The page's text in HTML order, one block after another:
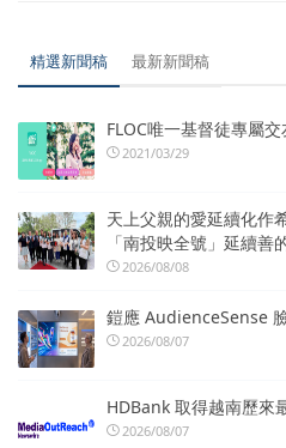
精選新聞稿 最新新聞稿
FLOC唯一基督徒專屬
2021/03/29
天上父親的愛延續化作
「南投映全號」延續善
2026/08/08
鎧應 AudienceSense
2026/08/07
HDBank 取得越南歷來
2026/08/07